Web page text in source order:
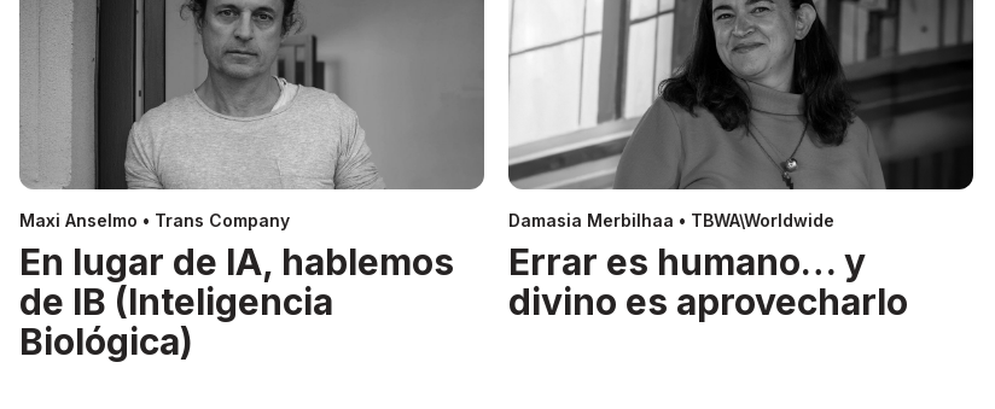
Maxi Anselmo • Trans Company
En lugar de IA, hablemos
de IB (Inteligencia
Biológica)
Damasia Merbilhaa • TBWA\Worldwide
Errar es humano… y
divino es aprovecharlo